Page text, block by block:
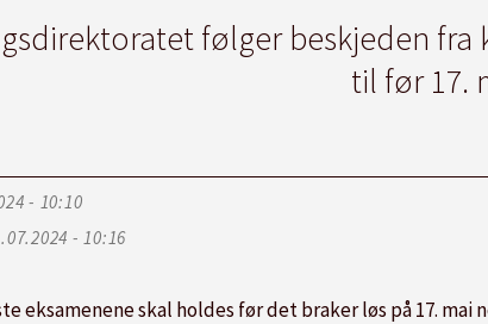
følger beskjeden
til før 17.
- 10:10
- 10:16
eksamenene skal holdes før det braker løs på 17. mai